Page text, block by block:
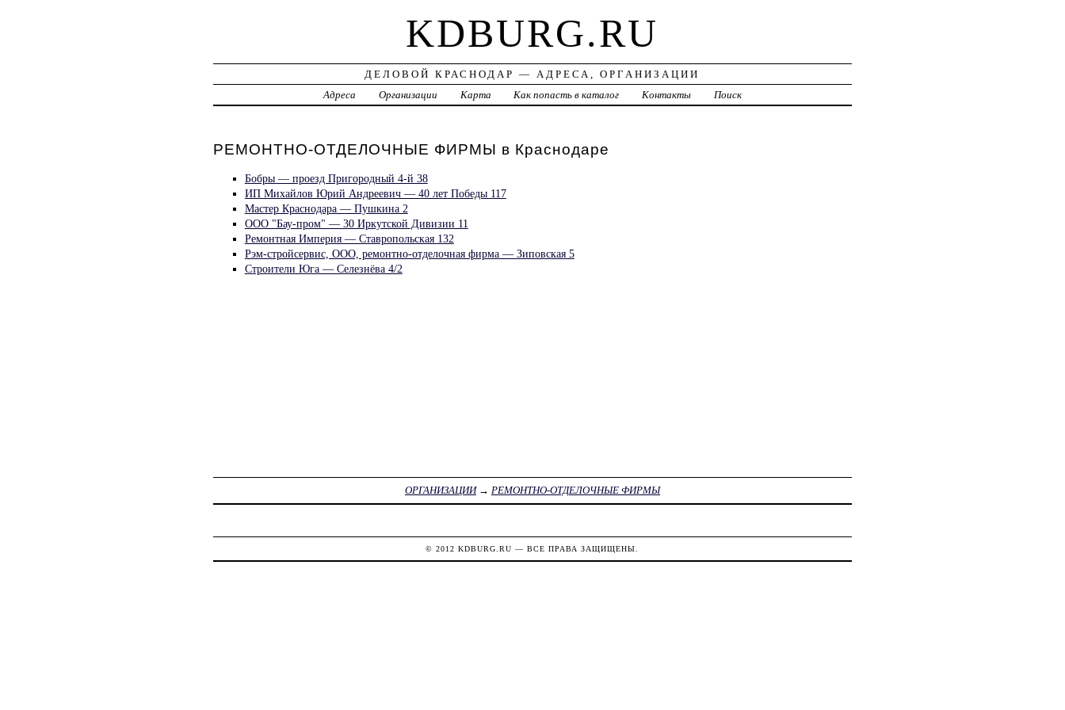
KDBURG.RU
ДЕЛОВОЙ КРАСНОДАР — АДРЕСА, ОРГАНИЗАЦИИ
Адреса
Организации Карта Как попасть в каталог Контакты Поиск
РЕМОНТНО-ОТДЕЛОЧНЫЕ ФИРМЫ в Краснодаре
Бобры — проезд Пригородный 4-й 38
ИП Михайлов Юрий Андреевич — 40 лет Победы 117
Мастер Краснодара — Пушкина 2
ООО "Бау-пром" — 30 Иркутской Дивизии 11
Ремонтная Империя — Ставропольская 132
Рэм-стройсервис, ООО, ремонтно-отделочная фирма — Зиповская 5
Строители Юга — Селезнёва 4/2
ОРГАНИЗАЦИИ→ РЕМОНТНО-ОТДЕЛОЧНЫЕ ФИРМЫ
© 2012KDBURG.RU — ВСЕ ПРАВА ЗАЩИЩЕНЫ.